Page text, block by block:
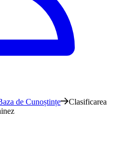
de Cunoștințe
Clasificarea